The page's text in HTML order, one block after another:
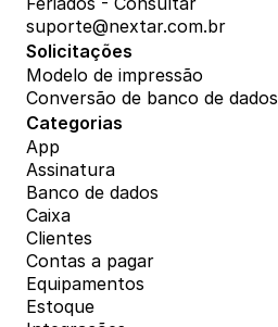
suporte@nextar.com.br
Solicitações
Modelo de impressão
Conversão de banco de dados
Categorias
App
Assinatura
Banco de dados
Caixa
Clientes
Contas a pagar
Equipamentos
Estoque